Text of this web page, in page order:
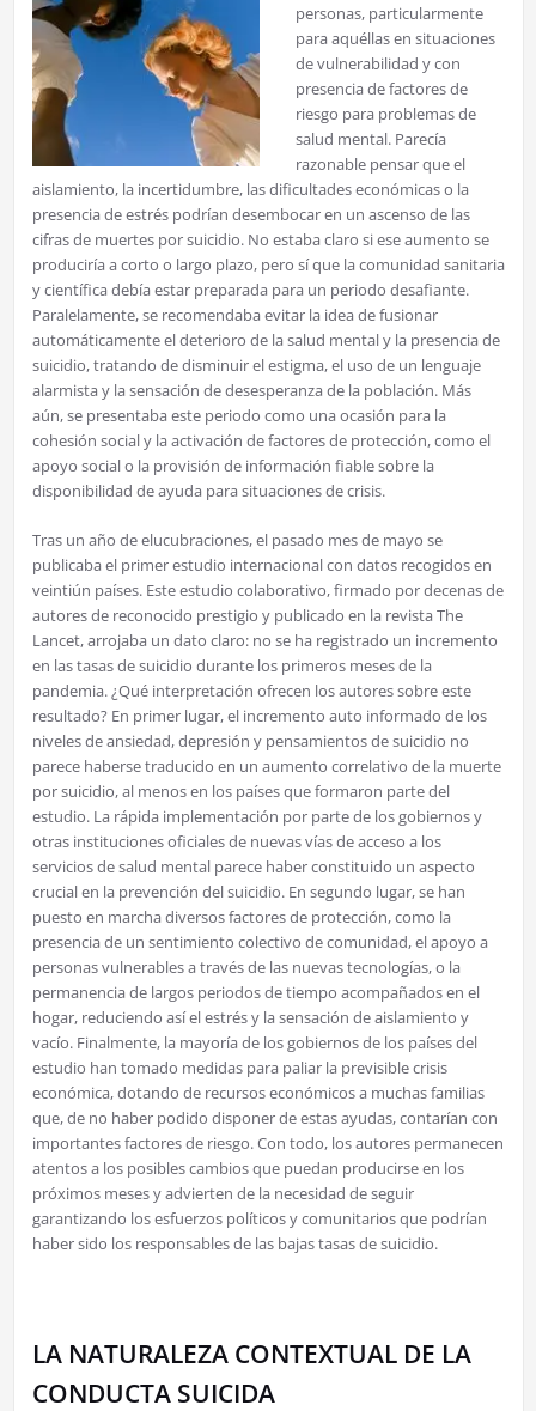
personas, particularmente
para aquéllas en situaciones
de vulnerabilidad y con
presencia de factores de
riesgo para problemas de
salud mental. Parecía
razonable pensar que el
aislamiento, la incertidumbre, las dificultades económicas o la
presencia de estrés podrían desembocar en un ascenso de las
cifras de muertes por suicidio. No estaba claro si ese aumento se
produciría a corto o largo plazo, pero sí que la comunidad sanitaria
y científica debía estar preparada para un periodo desafiante.
Paralelamente, se recomendaba evitar la idea de fusionar
automáticamente el deterioro de la salud mental y la presencia de
suicidio, tratando de disminuir el estigma, el uso de un lenguaje
alarmista y la sensación de desesperanza de la población. Más
aún, se presentaba este periodo como una ocasión para la
cohesión social y la activación de factores de protección, como el
apoyo social o la provisión de información fiable sobre la
disponibilidad de ayuda para situaciones de crisis.
Tras un año de elucubraciones, el pasado mes de mayo se
publicaba el primer estudio internacional con datos recogidos en
veintiún países. Este estudio colaborativo, firmado por decenas de
autores de reconocido prestigio y publicado en la revista The
Lancet, arrojaba un dato claro: no se ha registrado un incremento
en las tasas de suicidio durante los primeros meses de la
pandemia. ¿Qué interpretación ofrecen los autores sobre este
resultado? En primer lugar, el incremento auto informado de los
niveles de ansiedad, depresión y pensamientos de suicidio no
parece haberse traducido en un aumento correlativo de la muerte
por suicidio, al menos en los países que formaron parte del
estudio. La rápida implementación por parte de los gobiernos y
otras instituciones oficiales de nuevas vías de acceso a los
servicios de salud mental parece haber constituido un aspecto
crucial en la prevención del suicidio. En segundo lugar, se han
puesto en marcha diversos factores de protección, como la
presencia de un sentimiento colectivo de comunidad, el apoyo a
personas vulnerables a través de las nuevas tecnologías, o la
permanencia de largos periodos de tiempo acompañados en el
hogar, reduciendo así el estrés y la sensación de aislamiento y
vacío. Finalmente, la mayoría de los gobiernos de los países del
estudio han tomado medidas para paliar la previsible crisis
económica, dotando de recursos económicos a muchas familias
que, de no haber podido disponer de estas ayudas, contarían con
importantes factores de riesgo. Con todo, los autores permanecen
atentos a los posibles cambios que puedan producirse en los
próximos meses y advierten de la necesidad de seguir
garantizando los esfuerzos políticos y comunitarios que podrían
haber sido los responsables de las bajas tasas de suicidio.
LA NATURALEZA CONTEXTUAL DE LA
CONDUCTA SUICIDA